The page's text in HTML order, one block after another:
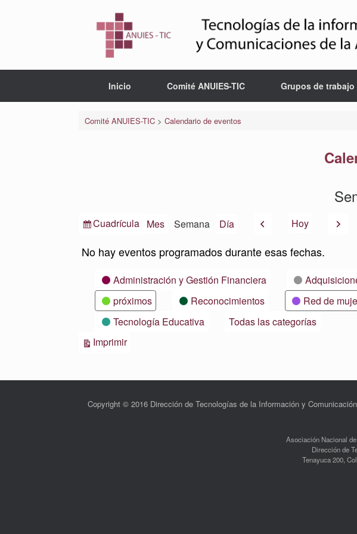
Inicio Comité ANUIES-TIC Grupos de trabajo
Comité ANUIES-TIC> Calendario de eventos
Ver
Cuadrícula Mes Semana Día AnteriorHoy
No hay eventos programados durante esas fechas.
CategoríasAdministración y Gestión Financiera
próximos
Reconocimientos Red de
Tecnología Educativa
Todas las categorías
ImprimirVistas
Copyright © 2016 Dirección de Tecnologías de la Información y
Asociación Nacional
Dirección de
Tenayuca 200,